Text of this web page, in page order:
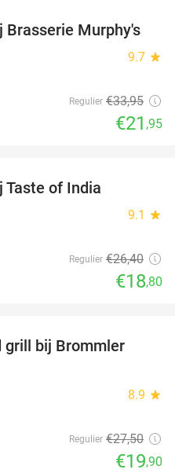
35%
Brasserie Murphy's
9.7 star
Regulier €33,95
€21 ,95
Taste of India
9.1 star
Regulier €26,40
€18,80
grill bij Brommler
8.9 star
Regulier €27,50
€19,90